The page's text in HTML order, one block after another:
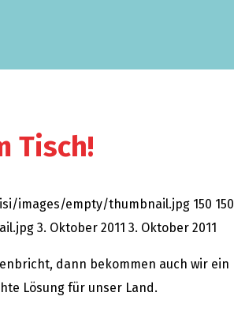
Tisch!
images/empty/thumbnail.jpg 150 150
3. Oktober 2011 3. Oktober 2011
dann bekommen auch wir ein
Lösung für unser Land.